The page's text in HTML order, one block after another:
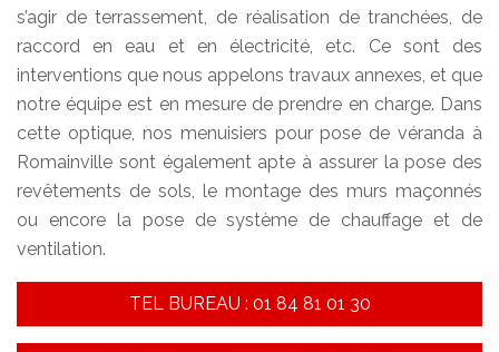
s’agir de terrassement, de réalisation de tranchées, de
raccord en eau et en électricité, etc. Ce sont des
interventions que nous appelons travaux annexes, et que
notre équipe est en mesure de prendre en charge. Dans
cette optique, nos menuisiers pour pose de véranda à
Romainville sont également apte à assurer la pose des
revêtements de sols, le montage des murs maçonnés
ou encore la pose de système de chauffage et de
ventilation.
TEL BUREAU : 01 84 81 01 30